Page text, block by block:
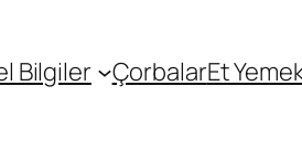
Bilgiler ÇorbalarEt